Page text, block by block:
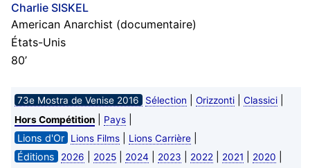
Charlie SISKEL
American Anarchist (documentaire)
États-Unis
80’
73e Mostra de Venise 2016 Sélection Orizzonti| Classici|
Hors Compétition| Pays|
Lions d'Or
Lions Films| Lions Carrière|
Éditions
2026 2025| 2024 2023 2022 2021 2020